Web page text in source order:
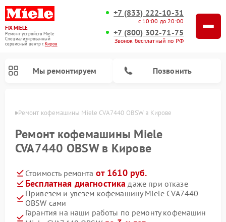
FIX-MIELE
Ремонт устройств Miele
Специализированный
cервисный центр г.Киров
+7 (833) 222-10-31
с 10:00 до 20:00
+7 (800) 302-71-75
Звонок бесплатный по РФ
Мы ремонтируем Позвонить
Ремонт кофемашины Miele CVA7440 OBSW в Кирове
Ремонт кофемашины Miele
CVA7440 OBSW в Кирове
Стоимость ремонта от 1610 руб.
Бесплатная диагностика даже при отказе
Привезем и увезем кофемашину Miele CVA7440
OBSW сами
Гарантия на наши работы по ремонту кофемашин